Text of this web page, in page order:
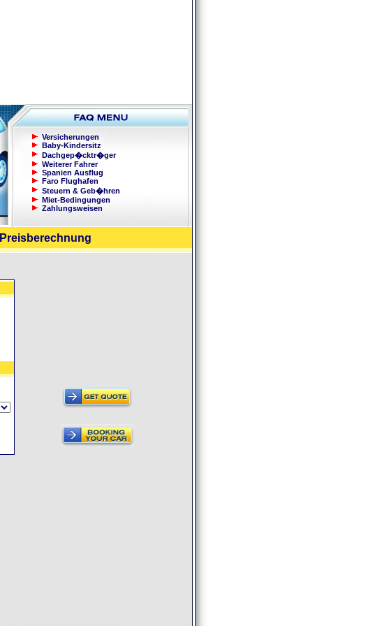
Versicherungen
Baby-Kindersitz
Dachgep�cktr�ger
Weiterer Fahrer
Spanien Ausflug
Faro Flughafen
Steuern & Geb�hren
Miet-Bedingungen
Zahlungsweisen